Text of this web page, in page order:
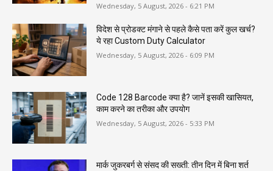
Wednesday, 5 August, 2026 - 6:21 PM
विदेश से प्रोडक्ट मंगाने से पहले कैसे पता करें कुल खर्च?
ये रहा Custom Duty Calculator
Wednesday, 5 August, 2026 - 6:09 PM
Code 128 Barcode क्या है? जानें इसकी खासियत,
काम करने का तरीका और उपयोग
Wednesday, 5 August, 2026 - 5:33 PM
मार्क जुकरबर्ग से संसद की सख्ती: तीन दिन में बिना शर्त